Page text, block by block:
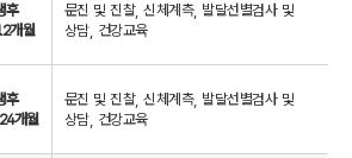
후
개월
문진 및 진찰, 신체계측, 발달선별검사 및
상담, 건강교육
후
개월
문진 및 진찰, 신체계측, 발달선별검사 및
상담, 건강교육